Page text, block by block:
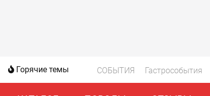
Горячие темы СОБЫТИЯ Гастрособытия